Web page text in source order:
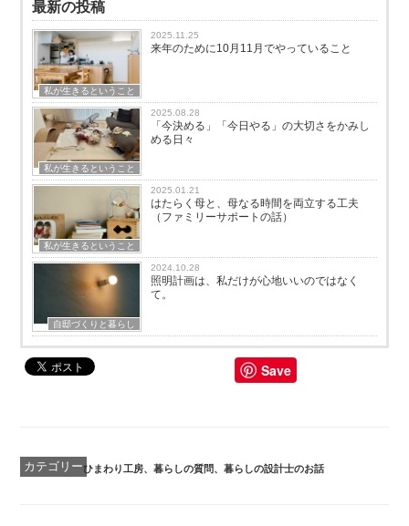
最新の投稿
私が生きるということ
2025.11.25
来年のために10月11月でやっていること
私が生きるということ
2025.08.28
「今決める」「今日やる」の大切さをかみし
める日々
私が生きるということ
2025.01.21
はたらく母と、母なる時間を両立する工夫
（ファミリーサポートの話）
自邸づくりと暮らし
2024.10.28
照明計画は、私だけが心地いいのではなく
て。
Save
カ
ひまわり工房、 暮らしの質問、 暮らしの設計士のお話